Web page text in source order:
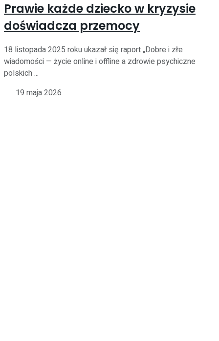
Prawie każde dziecko w kryzysie
doświadcza przemocy
18 listopada 2025 roku ukazał się raport „Dobre i złe
wiadomości — życie online i offline a zdrowie psychiczne
polskich ...
19 maja 2026